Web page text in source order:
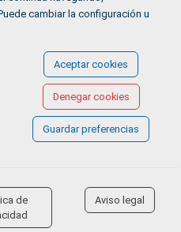
DE CONTACTO
Política de Cookies-Accesibilidad
cambiar la configuración u
Aceptar cookies
Denegar cookies
Guardar preferencias
de
Aviso legal